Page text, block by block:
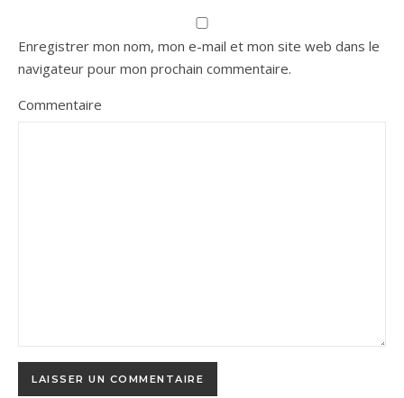
Enregistrer mon nom, mon e-mail et mon site web dans le
navigateur pour mon prochain commentaire.
Commentaire